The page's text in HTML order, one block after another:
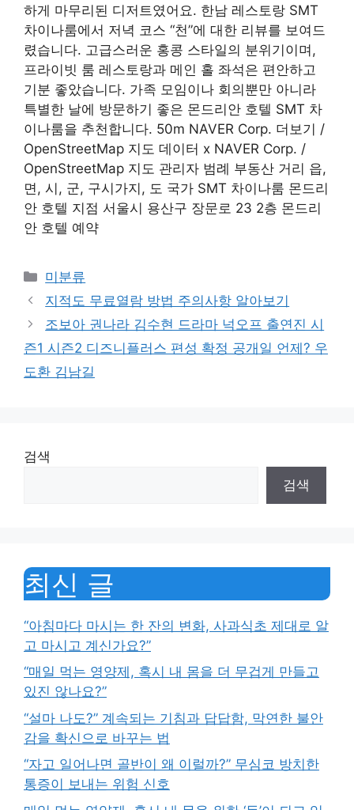
하게 마무리된 디저트였어요. 한남 레스토랑 SMT
차이나룸에서 저녁 코스 “천”에 대한 리뷰를 보여드
렸습니다. 고급스러운 홍콩 스타일의 분위기이며,
프라이빗 룸 레스토랑과 메인 홀 좌석은 편안하고
기분 좋았습니다. 가족 모임이나 회의뿐만 아니라
특별한 날에 방문하기 좋은 몬드리안 호텔 SMT 차
이나룸을 추천합니다. 50m NAVER Corp. 더보기 /
OpenStreetMap 지도 데이터 x NAVER Corp. /
OpenStreetMap 지도 관리자 범례 부동산 거리 읍,
면, 시, 군, 구시가지, 도 국가 SMT 차이나룸 몬드리
안 호텔 지점 서울시 용산구 장문로 23 2층 몬드리
안 호텔 예약
Categories
미분류
지적도 무료열람 방법 주의사항 알아보기
조보아 권나라 김수현 드라마 넉오프 출연진 시
즌1 시즌2 디즈니플러스 편성 확정 공개일 언제? 우
도환 김남길
검색
검색
최신 글
“아침마다 마시는 한 잔의 변화, 사과식초 제대로 알
고 마시고 계신가요?”
“매일 먹는 영양제, 혹시 내 몸을 더 무겁게 만들고
있진 않나요?”
“설마 나도?” 계속되는 기침과 답답함, 막연한 불안
감을 확신으로 바꾸는 법
“자고 일어나면 골반이 왜 이럴까?” 무심코 방치한
통증이 보내는 위험 신호